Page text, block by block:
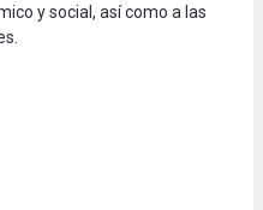
y social, así como a las